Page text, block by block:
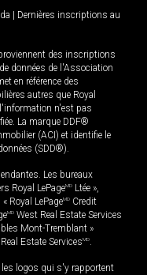
Dernières inscriptions au
des inscriptions
données de l'Association
en référence des
autres que Royal
n'est pas
La marque DDF®
(ACI) et identifie le
(SDD®).
Les bureaux
Royal LePageMD Ltée »,
« Royal LePageMD Credit
MD West Real Estate Services
Mont-Tremblant »
Estate ServicesMD.
logos qui s'y rapportent